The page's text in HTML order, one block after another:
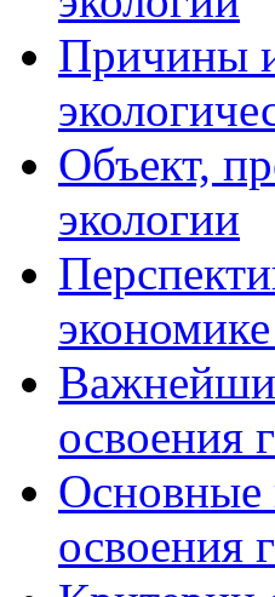
Причины
Объект,
экологии
освоения
Основные
освоения